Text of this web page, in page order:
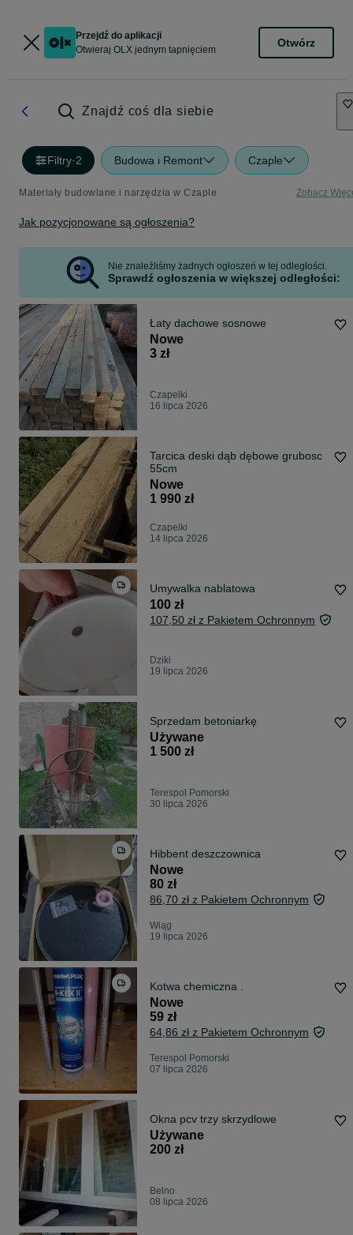
Przejdź do aplikacji
Otwieraj OLX jednym tapnięciem
Otwórz
Znajdź coś dla siebie
Filtry·2 Budowa i Remont Czaple
Materiały budowlane i narzędzia w Czaple Zobacz
Jak pozycjonowane są ogłoszenia?
Nie znaleźliśmy żadnych ogłoszeń w tej odległości.
Sprawdź ogłoszenia w większej odległości:
Łaty dachowe sosnowe
Nowe
3 zł
Czapelki
16 lipca 2026
Tarcica deski dąb dębowe grubosc
55cm
Nowe
1 990 zł
Czapelki
14 lipca 2026
Umywalka nablatowa
100 zł
107,50 zł z Pakietem Ochronnym
Dziki
19 lipca 2026
Sprzedam betoniarkę
Używane
1 500 zł
Terespol Pomorski
30 lipca 2026
Hibbent deszczownica
Nowe
80 zł
86,70 zł z Pakietem Ochronnym
Wiąg
19 lipca 2026
Kotwa chemiczna .
Nowe
59 zł
64,86 zł z Pakietem Ochronnym
Terespol Pomorski
07 lipca 2026
Okna pcv trzy skrzydlowe
Używane
200 zł
Belno
08 lipca 2026